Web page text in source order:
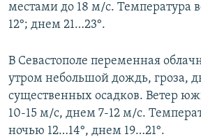
местами до 18 м/с. Температура
12°; днем 21…23°.
В Севастополе переменная
утром небольшой дождь, гроза,
существенных осадков. Ветер
10-15 м/с, днем 7-12 м/с.
ночью 12…14°, днем 19…21°.